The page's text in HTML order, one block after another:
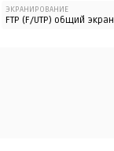
ЭКРАНИРОВАНИЕ
FTP (F/UTP) общий экран